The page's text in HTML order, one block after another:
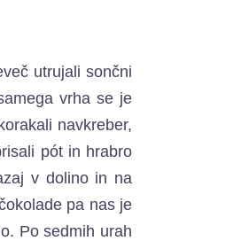
utrujali sončni
vrha se je
navkreber,
pót in hrabro
v dolino in na
pa nas je
Po sedmih urah